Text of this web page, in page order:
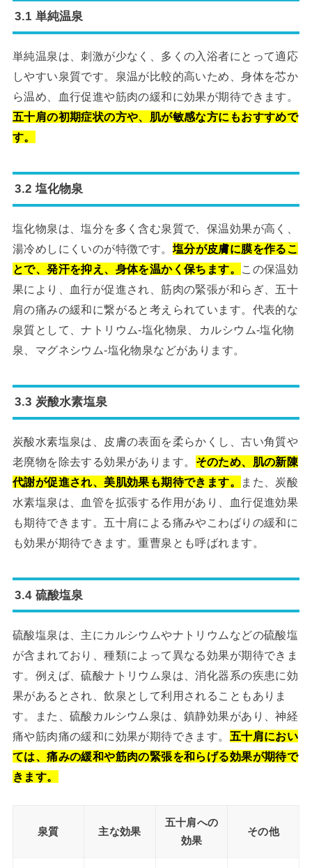
3.1 単純温泉
単純温泉は、刺激が少なく、多くの入浴者にとって適応
しやすい泉質です。泉温が比較的高いため、身体を芯か
ら温め、血行促進や筋肉の緩和に効果が期待できます。
五十肩の初期症状の方や、肌が敏感な方にもおすすめで
す。
3.2 塩化物泉
塩化物泉は、塩分を多く含む泉質で、保温効果が高く、
湯冷めしにくいのが特徴です。 塩分が皮膚に膜を作るこ
とで、発汗を抑え、身体を温かく保ちます。
この保温効
果により、血行が促進され、筋肉の緊張が和らぎ、五十
肩の痛みの緩和に繋がると考えられています。代表的な
泉質として、ナトリウム-塩化物泉、カルシウム-塩化物
泉、マグネシウム-塩化物泉などがあります。
3.3 炭酸水素塩泉
炭酸水素塩泉は、皮膚の表面を柔らかくし、古い角質や
老廃物を除去する効果があります。 そのため、肌の新陳
代謝が促進され、美肌効果も期待できます。
また、炭酸
水素塩泉は、血管を拡張する作用があり、血行促進効果
も期待できます。五十肩による痛みやこわばりの緩和に
も効果が期待できます。重曹泉とも呼ばれます。
3.4 硫酸塩泉
硫酸塩泉は、主にカルシウムやナトリウムなどの硫酸塩
が含まれており、種類によって異なる効果が期待できま
す。例えば、硫酸ナトリウム泉は、消化器系の疾患に効
果があるとされ、飲泉として利用されることもありま
す。また、硫酸カルシウム泉は、鎮静効果があり、神経
痛や筋肉痛の緩和に効果が期待できます。 五十肩におい
ては、痛みの緩和や筋肉の緊張を和らげる効果が期待で
きます。
泉質 主な効果
五十肩への
効果
その他